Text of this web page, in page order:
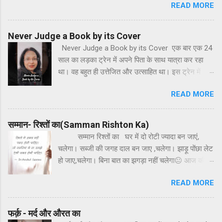
समझ में आना मुश्किल है, हर दिन मेरी नई राह
है, दूर बड़ी ही मंजिल है। मेरी
कोशिश मेरी क्षमता कोई तो पहचाने,
READ MORE
Never Judge a Book by its Cover
Never Judge a Book by its Cover एक बार एक 24
साल का लड़का ट्रेन में अपने पिता के साथ यात्रा कर रहा
था। वह बहुत ही उत्तेजित और उत्साहित था। इस ट्रेन में
खिड़की से बाहर देखकर अत्यंत खुश हो रहा था। अचानक से
वह लड़का जोर-जोर से ताली बजाकर उत्साहित होता हुआ बोल
पापा देखिए पेड़ पीछे जाते जा रहे हैं और हम आगे जा रहे हैं।
उसके पिता मुस्कुरा दिए लेकिन साथ बैठे दंपति को बहुत ही
आश्चर्य हुआ। कितना बड़ा लड़का किस तरह से बच्चों की तरह
व्यवहार कर रहा है? लेकिन वह दंपति चुपचाप बैठा उस लड़के
को देखता रहा। थोड़ी देर बाद ही वह लड़का फिर से उत्साहित
होकर अपने पिता से बोा पापा देखिए बादल हमारे साथ-साथ चल
को क्यों नहीं दिखाया। इतनी बड़ी उम्र में भी यह कैसी बच्चों
READ MORE
सम्मान- रिश्तों का(Samman Rishton Ka)
सम्मान रिश्तों का घर में दो रोटी ज्यादा बन जाएं,
चलेगा। सब्जी की जगह दाल बन जाए ,चलेगा। झाड़ू पोंछा लेट
हो जाए,चलेगा। बिना बात का झगड़ा नहीं चलेगा😐 आज की
तुनक मिजाजी में अपने परिवार में कड़वाहट घोल देते हैं। घर
आँगन है कोई जंग का मैदान नहीं है वह आदमी ही क्या जिसे
रिश्तो का मान नहीं है यह घर है हर बात सहज होनी चाहिए बात
बे बात ना बहस होनी चाहिए छोटी-छोटी बातों पर बात मत बढ़ाइए
READ MORE
फर्क़ - मर्द और औरत का